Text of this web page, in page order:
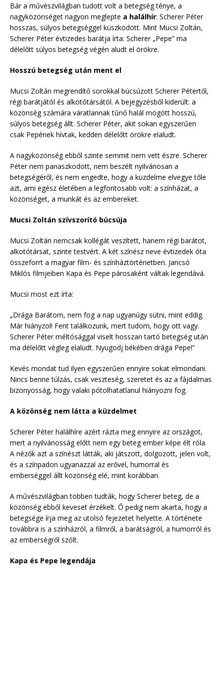
Bár a művészvilágban tudott volt a betegség ténye, a
nagyközönséget nagyon meglepte a halálhír: Scherer Péter
hosszas, súlyos betegséggel küszködött. Mint Mucsi Zoltán,
Scherer Péter évtizedes barátja írta: Scherer „Pepe” ma
délelőtt súlyos betegség végén aludt el örökre.
Hosszú betegség után ment el
Mucsi Zoltán megrendítő sorokkal búcsúzott Scherer Pétertől,
régi barátjától és alkotótársától. A bejegyzésből kiderült: a
közönség számára váratlannak tűnő halál mögött hosszú,
súlyos betegség állt. Scherer Péter, akit sokan egyszerűen
csak Pepének hívtak, kedden délelőtt örökre elaludt.
A nagyközönség ebből szinte semmit nem vett észre. Scherer
Péter nem panaszkodott, nem beszélt nyilvánosan a
betegségéről, és nem engedte, hogy a küzdelme elvegye tőle
azt, ami egész életében a legfontosabb volt: a színházat, a
közönséget, a munkát és az embereket.
Mucsi Zoltán szívszorító búcsúja
Mucsi Zoltán nemcsak kollégát veszített, hanem régi barátot,
alkotótársat, szinte testvért. A két színész neve évtizedek óta
összeforrt a magyar film- és színháztörténetben. Jancsó
Miklós filmjeiben Kapa és Pepe párosaként váltak legendává.
Mucsi most ezt írta:
„Drága Barátom, nem fog a nap ugyanúgy sütni, mint eddig.
Már hiányzol! Fent találkozunk, mert tudom, hogy ott vagy.
Scherer Péter méltósággal viselt hosszan tartó betegség után
ma délelőtt végleg elaludt. Nyugodj békében drága Pepe!”
Kevés mondat tud ilyen egyszerűen ennyire sokat elmondani.
Nincs benne túlzás, csak veszteség, szeretet és az a fájdalmas
bizonyosság, hogy valaki pótolhatatlanul hiányozni fog.
A közönség nem látta a küzdelmet
Scherer Péter halálhíre azért rázta meg ennyire az országot,
mert a nyilvánosság előtt nem egy beteg ember képe élt róla.
A nézők azt a színészt látták, aki játszott, dolgozott, jelen volt,
és a színpadon ugyanazzal az erővel, humorral és
emberséggel állt közönség elé, mint korábban.
A művészvilágban többen tudták, hogy Scherer beteg, de a
közönség ebből keveset érzékelt. Ő pedig nem akarta, hogy a
betegsége írja meg az utolsó fejezetet helyette. A története
továbbra is a színházról, a filmről, a barátságról, a humorról és
az emberségről szólt.
Kapa és Pepe legendája